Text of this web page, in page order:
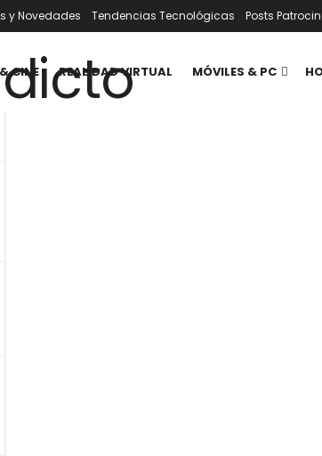
y Novedades Tendencias Tecnológicas Posts
CINE REALIDAD VIRTUAL MÓVILES & PC